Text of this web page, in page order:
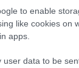
to enable
like cookies on
apps.
user data to be
Műromok,
Szent János
Kelet